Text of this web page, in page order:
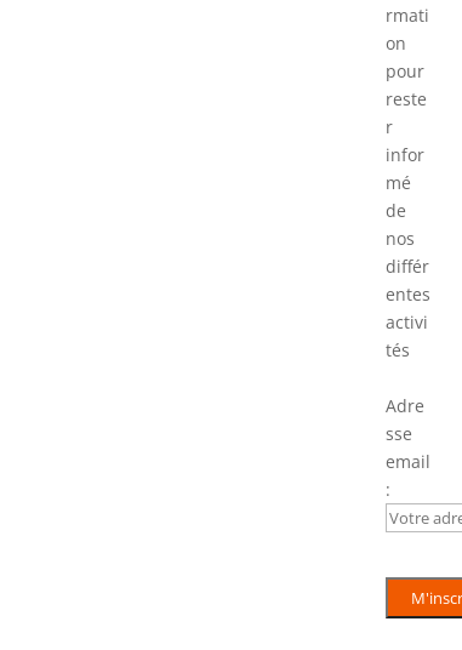
rmati
on
pour
reste
r
infor
mé
de
nos
différ
entes
activi
tés
Adre
sse
email
: